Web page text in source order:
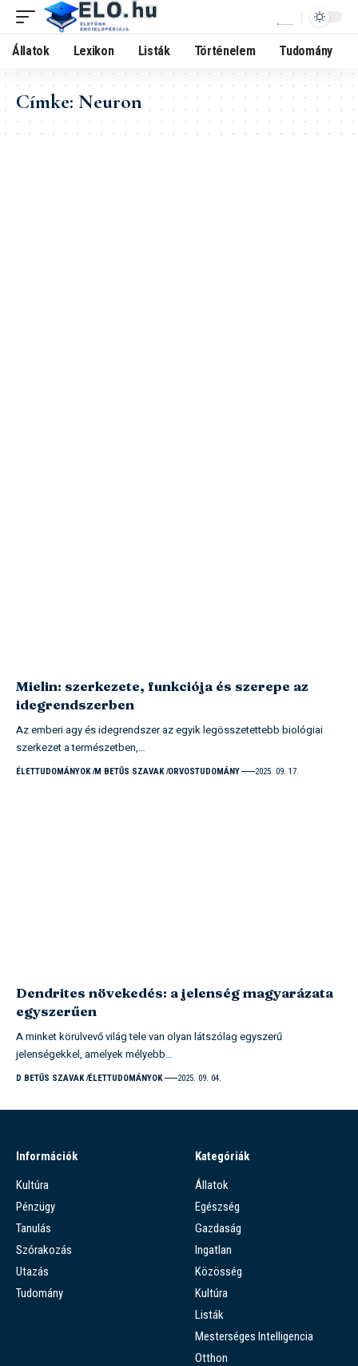
Állatok Lexikon Listák Történelem Tudomány
Címke:Neuron
Mielin: szerkezete, funkciója és szerepe az
idegrendszerben
Az emberi agy és idegrendszer az egyik legösszetettebb biológiai
szerkezet a természetben,…
ÉLETTUDOMÁNYOK M BETŰS SZAVAK ORVOSTUDOMÁNY 2025. 09. 17.
Dendrites növekedés: a jelenség magyarázata
egyszerűen
A minket körülvevő világ tele van olyan látszólag egyszerű
jelenségekkel, amelyek mélyebb…
D BETŰS SZAVAK ÉLETTUDOMÁNYOK 2025. 09. 04.
Információk
Kultúra
Pénzügy
Tanulás
Szórakozás
Utazás
Tudomány
Kategóriák
Állatok
Egészség
Gazdaság
Ingatlan
Közösség
Kultúra
Listák
Mesterséges Intelligencia
Otthon